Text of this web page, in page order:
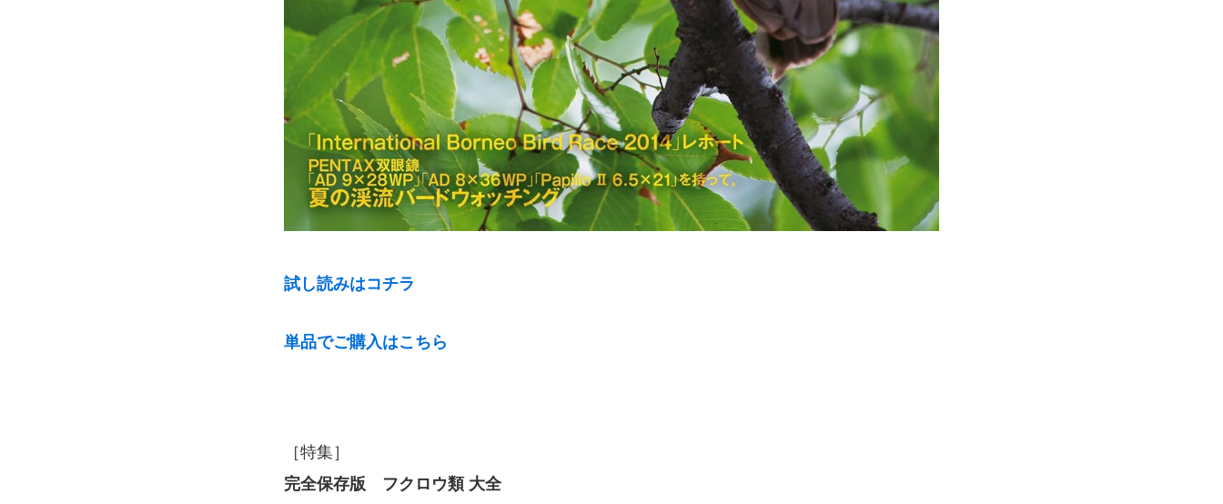
試し読みはコチラ
単品でご購入はこちら
［特集］
完全保存版 フクロウ類 大全